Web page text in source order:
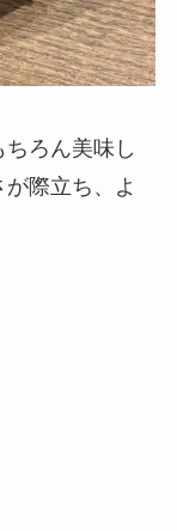
ろん美味し
際立ち、よ